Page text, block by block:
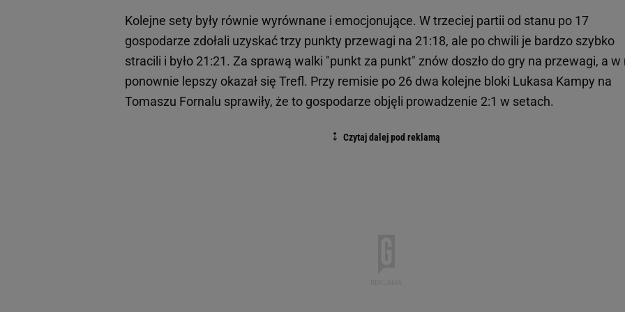
Kolejne sety były równie wyrównane i emocjonujące. W trzeciej partii od stanu po 17
gospodarze zdołali uzyskać trzy punkty przewagi na 21:18, ale po chwili je bardzo szybko
stracili i było 21:21. Za sprawą walki "punkt za punkt" znów doszło do gry na przewagi, a w
ponownie lepszy okazał się Trefl. Przy remisie po 26 dwa kolejne bloki Lukasa Kampy na
Tomaszu Fornalu sprawiły, że to gospodarze objęli prowadzenie 2:1 w setach.